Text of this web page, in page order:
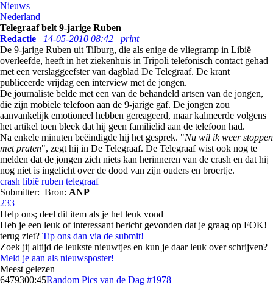
Nieuws
Nederland
Telegraaf belt 9-jarige Ruben
Redactie
14-05-2010 08:42
print
De 9-jarige Ruben uit Tilburg, die als enige de vliegramp in Libië
overleefde, heeft in het ziekenhuis in Tripoli telefonisch contact gehad
met een verslaggeefster van dagblad De Telegraaf. De krant
publiceerde vrijdag een interview met de jongen.
De journaliste belde met een van de behandeld artsen van de jongen,
die zijn mobiele telefoon aan de 9-jarige gaf. De jongen zou
aanvankelijk emotioneel hebben gereageerd, maar kalmeerde volgens
het artikel toen bleek dat hij geen familielid aan de telefoon had.
Na enkele minuten beëindigde hij het gesprek. "Nu wil ik weer stoppen
met praten", zegt hij in De Telegraaf. De Telegraaf wist ook nog te
melden dat de jongen zich niets kan herinneren van de crash en dat hij
nog niet is ingelicht over de dood van zijn ouders en broertje.
crash libië ruben telegraaf
Submitter: Bron: ANP
233
Help ons; deel dit item als je het leuk vond
Heb je een leuk of interessant bericht gevonden dat je graag op FOK!
terug ziet? Tip ons dan via de submit!
Zoek jij altijd de leukste nieuwtjes en kun je daar leuk over schrijven?
Meld je aan als nieuwsposter!
Meest gelezen
6479300:45Random Pics van de Dag #1978